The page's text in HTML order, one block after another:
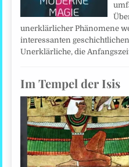
unerklärlicher Phänomene
interessanten
Unerklärliche, die
Im Tempel der Isis